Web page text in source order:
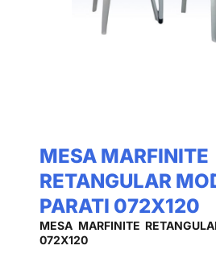
MESA MARFINITE
RETANGULAR
PARATI 072X120
MESA MARFINITE
072X120